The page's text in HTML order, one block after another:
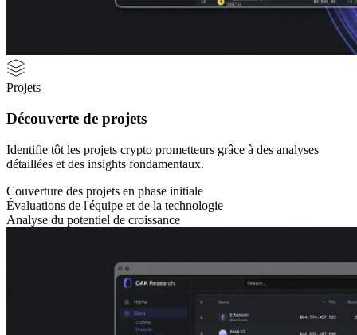
Projets
Découverte de projets
Identifie tôt les projets crypto prometteurs grâce à des analyses
détaillées et des insights fondamentaux.
Couverture des projets en phase initiale
Évaluations de l'équipe et de la technologie
Analyse du potentiel de croissance